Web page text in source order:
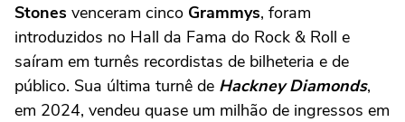
Stones venceram cinco Grammys, foram
introduzidos no Hall da Fama do Rock & Roll e
saíram em turnês recordistas de bilheteria e de
público. Sua última turnê de Hackney Diamonds,
em 2024, vendeu quase um milhão de ingressos em